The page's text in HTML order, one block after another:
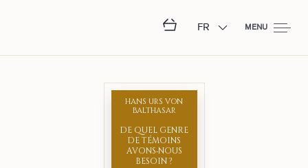
FR MENU
DE QUEL GENRE
DE TÉMOINS
AVONS‑NOUS
BESOIN ?
HANS URS VON
BALTHASAR